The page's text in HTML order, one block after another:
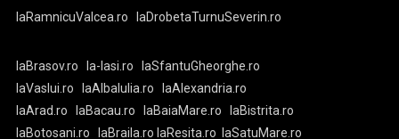
laRamnicuValcea.ro
laDrobetaTurnuSeverin.ro
laBrasov.ro la-Iasi.ro
laSfantuGheorghe.ro
laVaslui.ro
laAlbaIulia.ro
laAlexandria.ro
laArad.ro
laBacau.ro laBaiaMare.ro
laBistrita.ro
laBotosani.ro
laBraila.ro laResita.ro laSatuMare.ro